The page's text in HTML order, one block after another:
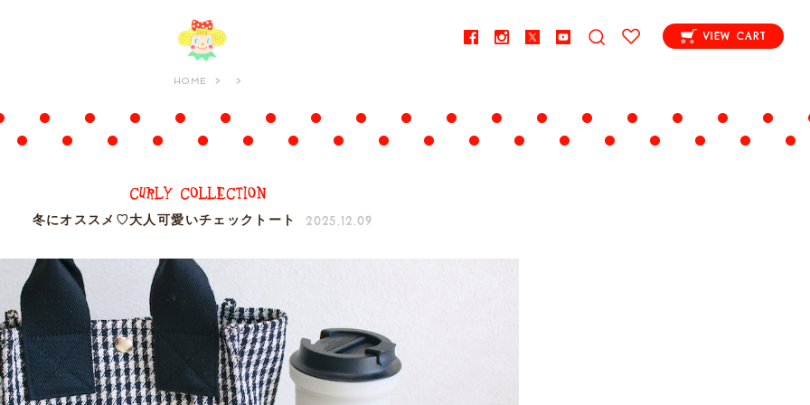
VIEW CART
HOME
冬にオススメ♡大人可愛いチェックトート 2025.12.09